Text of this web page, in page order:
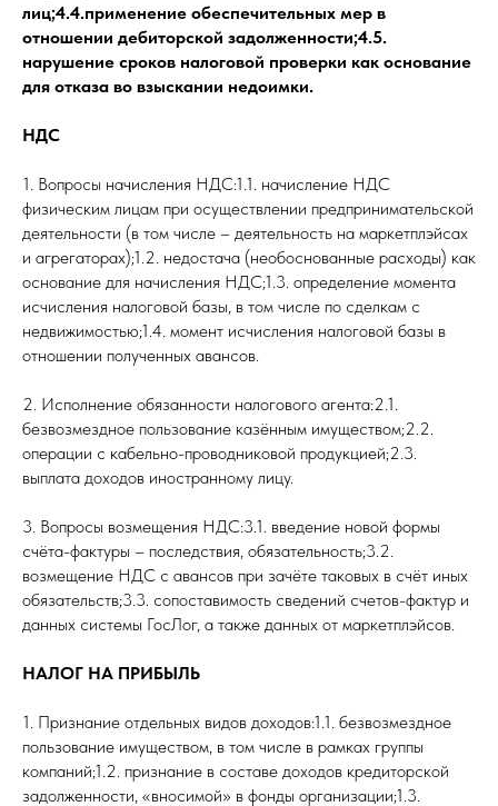
лиц;4.4.применение обеспечительных мер в
отношении дебиторской задолженности;4.5.
нарушение сроков налоговой проверки как основание
для отказа во взыскании недоимки.
НДС
1. Вопросы начисления НДС:1.1. начисление НДС
физическим лицам при осуществлении предпринимательской
деятельности (в том числе – деятельность на маркетплэйсах
и агрегаторах);1.2. недостача (необоснованные расходы) как
основание для начисления НДС;1.3. определение момента
исчисления налоговой базы, в том числе по сделкам с
недвижимостью;1.4. момент исчисления налоговой базы в
отношении полученных авансов.
2. Исполнение обязанности налогового агента:2.1.
безвозмездное пользование казённым имуществом;2.2.
операции с кабельно-проводниковой продукцией;2.3.
выплата доходов иностранному лицу.
3. Вопросы возмещения НДС:3.1. введение новой формы
счёта-фактуры – последствия, обязательность;3.2.
возмещение НДС с авансов при зачёте таковых в счёт иных
обязательств;3.3. сопоставимость сведений счетов-фактур и
данных системы ГосЛог, а также данных от маркетплэйсов.
НАЛОГ НА ПРИБЫЛЬ
1. Признание отдельных видов доходов:1.1. безвозмездное
пользование имуществом, в том числе в рамках группы
компаний;1.2. признание в составе доходов кредиторской
задолженности, «вносимой» в фонды организации;1.3.